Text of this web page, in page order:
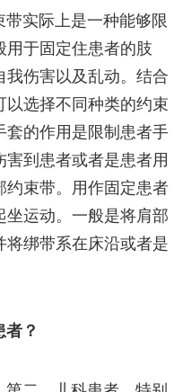
实际上是一种能够限
用于固定住患者的肢
伤害以及乱动。结合
以选择不同种类的约束
套的作用是限制患者手
到患者或者是患者用
约束带。用作固定患者
坐运动。一般是将肩部
绑带系在床沿或者是
？